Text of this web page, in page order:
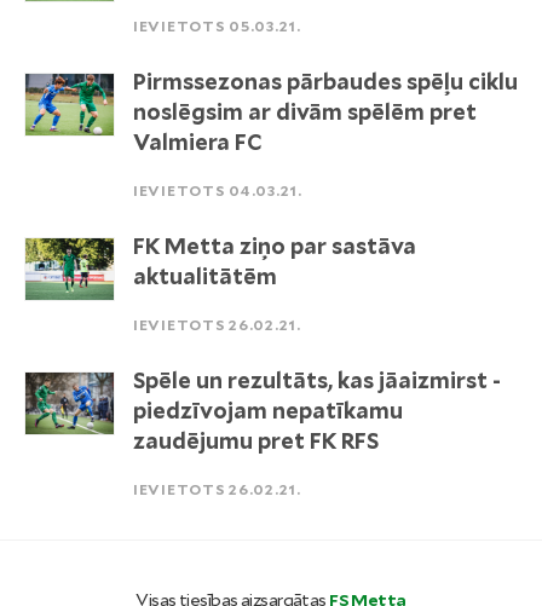
IEVIETOTS 05.03.21.
Pirmssezonas pārbaudes spēļu ciklu
noslēgsim ar divām spēlēm pret
Valmiera FC
IEVIETOTS 04.03.21.
FK Metta ziņo par sastāva
aktualitātēm
IEVIETOTS 26.02.21.
Spēle un rezultāts, kas jāaizmirst -
piedzīvojam nepatīkamu
zaudējumu pret FK RFS
IEVIETOTS 26.02.21.
Visas tiesības aizsargātas FS Metta